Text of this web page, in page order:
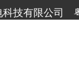
科技有限公司